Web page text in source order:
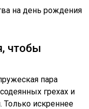
на день рождения
чтобы
пара
грехах и
Только искреннее